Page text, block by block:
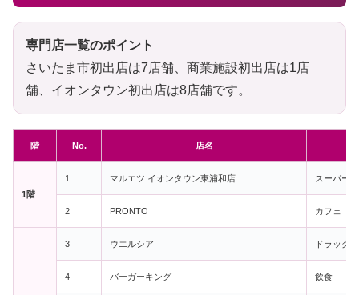
専門店一覧のポイント
さいたま市初出店は7店舗、商業施設初出店は1店
舗、イオンタウン初出店は8店舗です。
階 No. 店名
1階
1 マルエツ イオンタウン東浦和店 スーパー
2 PRONTO カフェ
3 ウエルシア ドラッグ
4 バーガーキング 飲食